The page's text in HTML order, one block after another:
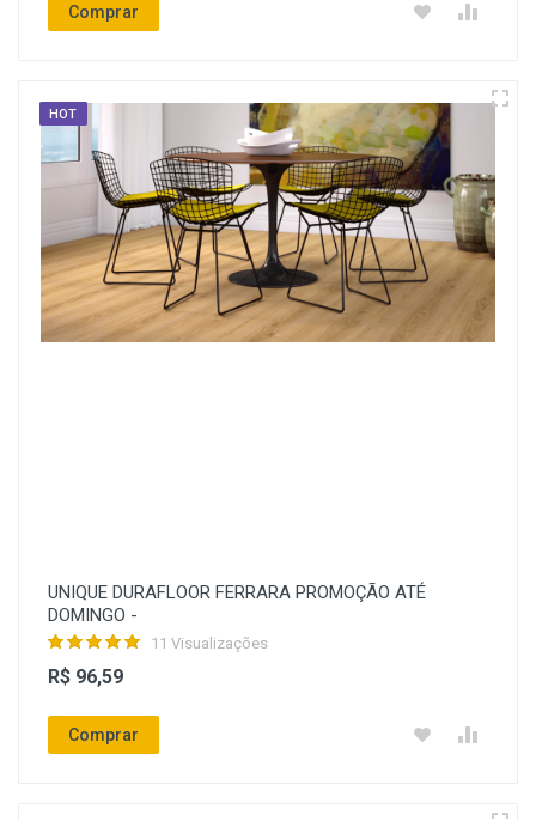
Comprar
HOT
UNIQUE DURAFLOOR FERRARA PROMOÇÃO ATÉ
DOMINGO -
11 Visualizações
R$ 96,59
Comprar